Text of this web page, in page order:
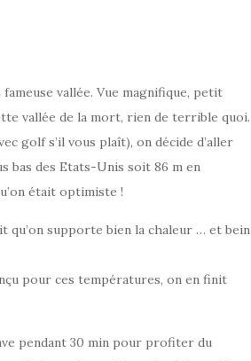
vallée. Vue magnifique, petit
vallée de la mort, rien de terrible quoi.
golf s’il vous plaît), on décide d’aller
bas des Etats-Unis soit 86 m en
était optimiste !
qu’on supporte bien la chaleur … et bein
pour ces températures, on en finit
pendant 30 min pour profiter du